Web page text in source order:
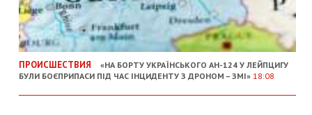
ПРОИСШЕСТВИЯ
«НА БОРТУ УКРАЇНСЬКОГО АН-124 У ЛЕЙПЦИГУ
БУЛИ БОЄПРИПАСИ ПІД ЧАС ІНЦИДЕНТУ З ДРОНОМ – ЗМІ» 18:08